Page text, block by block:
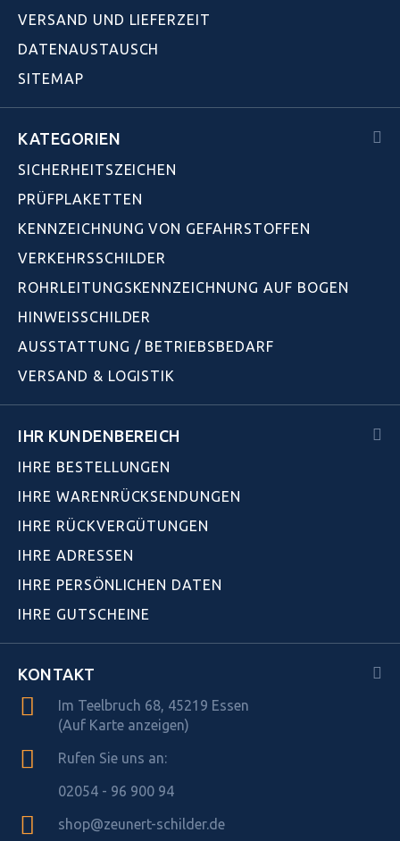
VERSAND UND LIEFERZEIT
DATENAUSTAUSCH
SITEMAP
KATEGORIEN
SICHERHEITSZEICHEN
PRÜFPLAKETTEN
KENNZEICHNUNG VON GEFAHRSTOFFEN
VERKEHRSSCHILDER
ROHRLEITUNGSKENNZEICHNUNG AUF BOGEN
HINWEISSCHILDER
AUSSTATTUNG / BETRIEBSBEDARF
VERSAND & LOGISTIK
IHR KUNDENBEREICH
IHRE BESTELLUNGEN
IHRE WARENRÜCKSENDUNGEN
IHRE RÜCKVERGÜTUNGEN
IHRE ADRESSEN
IHRE PERSÖNLICHEN DATEN
IHRE GUTSCHEINE
KONTAKT
Im Teelbruch 68, 45219 Essen
(Auf Karte anzeigen)
Rufen Sie uns an:
02054 - 96 900 94
shop@zeunert-schilder.de